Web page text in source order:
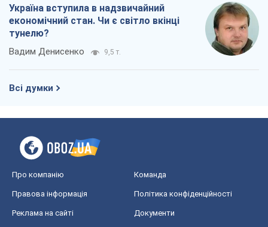
Україна вступила в надзвичайний
економічний стан. Чи є світло вкінці
тунелю?
Вадим Денисенко 9,5 т.
Всі думки
Про компанію Команда
Правова інформація Політика конфіденційності
Реклама на сайті Документи